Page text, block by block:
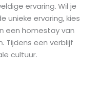
ervaring. Wil je
unieke ervaring, kies
een homestay van
Tijdens een verblijf
cultuur.